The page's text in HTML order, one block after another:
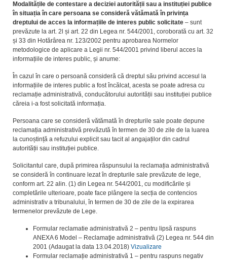
Modalitățile de contestare a deciziei autorității sau a instituției publice
în situația în care persoana se consideră vătămată în privința
dreptului de acces la informațiile de interes public solicitate – sunt
prevăzute la art. 2l și art. 22 din Legea nr. 544/2001, coroborată cu art. 32
și 33 din Hotărârea nr. 123/2002 pentru aprobarea Normelor
metodologice de aplicare a Legii nr. 544/2001 privind liberul acces la
informațiile de interes public, și anume:
În cazul în care o persoană consideră că dreptul său privind accesul la
informațiile de interes public a fost încălcat, acesta se poate adresa cu
reclamație administrativă, conducătorului autorității sau instituției publice
căreia i-a fost solicitată informația.
Persoana care se consideră vătămată în drepturile sale poate depune
reclamația administrativă prevăzută în termen de 30 de zile de la luarea
la cunoștință a refuzului explicit sau tacit al angajaților din cadrul
autorității sau instituției publice.
Solicitantul care, după primirea răspunsului la reclamația administrativă
se consideră în continuare lezat în drepturile sale prevăzute de lege,
conform art. 22 alin. (1) din Legea nr. 544/2001, cu modificările și
completările ulterioare, poate face plângere la secția de contencios
administrativ a tribunalului, în termen de 30 de zile de la expirarea
termenelor prevăzute de Lege.
Formular reclamatie administrativă 2 – pentru lipsă raspuns
ANEXA 6 Model – Reclamaţie administrativă (2) Legea nr. 544 din
2001 (Adaugat la data 13.04.2018) Vizualizare
Formular reclamație administrativă 1 – pentru raspuns negativ